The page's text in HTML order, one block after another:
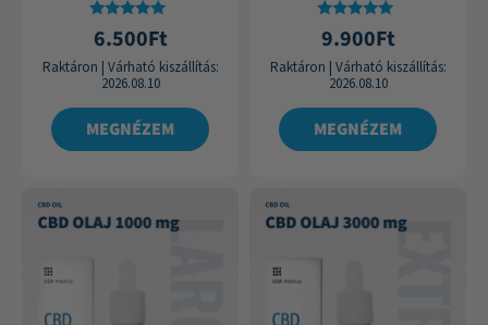
Értékelés:
4.75
/ 5
6.500Ft
Raktáron | Várható kiszállítás:
2026.08.10
MEGNÉZEM
Értékelés:
4.84
/ 5
9.900Ft
Raktáron | Várható kiszállítás:
2026.08.10
MEGNÉZEM